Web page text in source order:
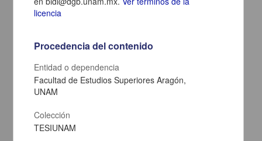
Estudio de caso a la persona que cursa con alteración principal de la
aneurismatica
Jiménez Beltrán, Pamela Edith
licencia
Procedencia del contenido
Entidad o dependencia
Facultad de Estudios Superiores Aragón,
UNAM
Colección
TESIUNAM